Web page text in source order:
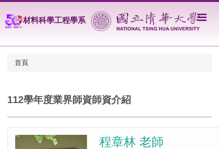
到
主
內
材料科學工程學系
首頁
112學年度業界師資師資介紹
程章林 老師